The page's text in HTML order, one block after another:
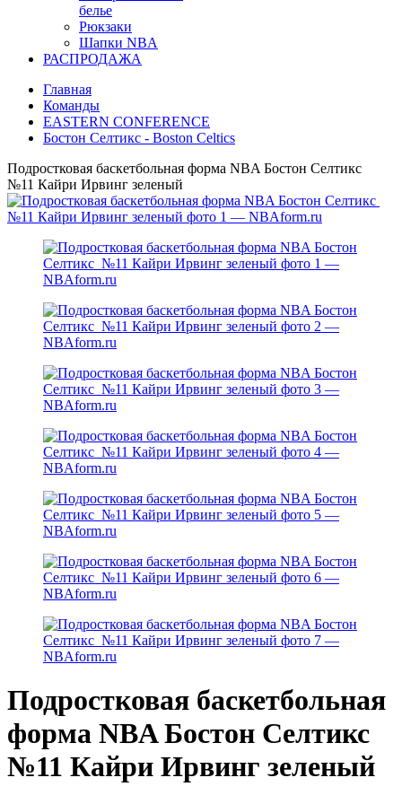
белье
Рюкзаки
Шапки NBA
РАСПРОДАЖА
Главная
Команды
EASTERN CONFERENCE
Бостон Селтикс - Boston Celtics
Подростковая баскетбольная форма NBA Бостон Селтикс
№11 Кайри Ирвинг зеленый
Подростковая баскетбольная
форма NBA Бостон Селтикс
№11 Кайри Ирвинг зеленый